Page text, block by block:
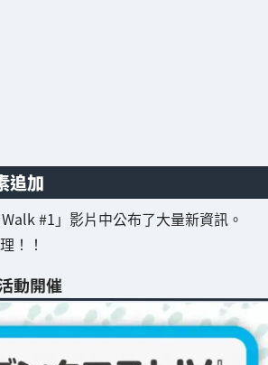
追加
#1」影片中公布了大量新資訊。
！！
動開催